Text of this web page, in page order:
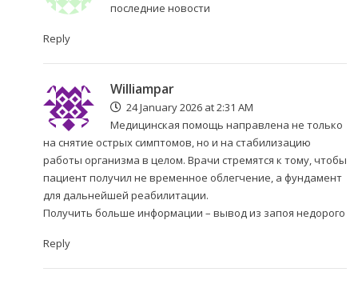
последние новости
Reply
Williampar
24 January 2026 at 2:31 AM
Медицинская помощь направлена не только
на снятие острых симптомов, но и на стабилизацию
работы организма в целом. Врачи стремятся к тому, чтобы
пациент получил не временное облегчение, а фундамент
для дальнейшей реабилитации.
Получить больше информации – вывод из запоя недорого
Reply